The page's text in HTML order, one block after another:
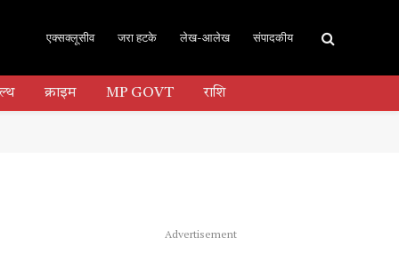
एक्सक्लूसीव जरा हटके लेख-आलेख संपादकीय
क्राइम MP GOVT राशि
Advertisement